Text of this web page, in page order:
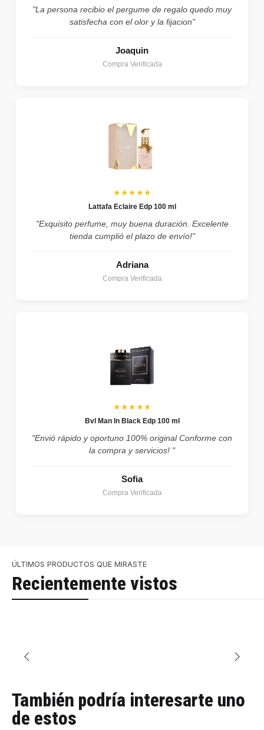
"La persona recibio el pergume de regalo quedo muy
satisfecha con el olor y la fijacion"
Joaquin
Compra Verificada
★★★★★
Lattafa Eclaire Edp 100 ml
"Exquisito perfume, muy buena duración. Excelente
tienda cumplió el plazo de envío!"
Adriana
Compra Verificada
★★★★★
Bvl Man In Black Edp 100 ml
"Envió rápido y oportuno 100% original Conforme con
la compra y servicios! "
Sofia
Compra Verificada
ÚLTIMOS PRODUCTOS QUE MIRASTE
Recientemente vistos
También podría interesarte uno
de estos